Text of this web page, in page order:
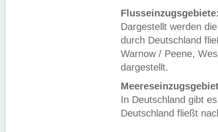
Dargestellt werden
durch Deutschland
Warnow / Peene,
dargestellt.
In Deutschland gibt
Deutschland fließt